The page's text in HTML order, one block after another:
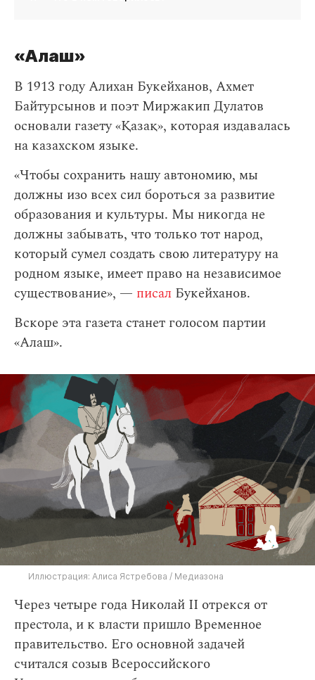
«Алаш»
В 1913 году Алихан Букейханов, Ахмет
Байтурсынов и поэт Миржакип Дулатов
основали газету «Қазақ», которая издавалась
на казахском языке.
«Чтобы сохранить нашу автономию, мы
должны изо всех сил бороться за развитие
образования и культуры. Мы никогда не
должны забывать, что только тот народ,
который сумел создать свою литературу на
родном языке, имеет право на независимое
существование», — писал Букейханов.
Вскоре эта газета станет голосом партии
«Алаш».
Иллюстрация: Алиса Ястребова / Медиазона
Через четыре года Николай II отрекся от
престола, и к власти пришло Временное
правительство. Его основной задачей
считался созыв Всероссийского